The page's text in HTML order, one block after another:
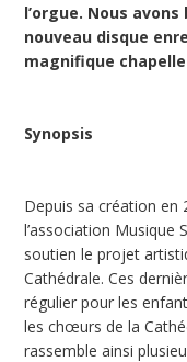
l’orgue. Nous
nouveau disque
magnifique
Synopsis
Depuis sa création en
l’association Musique
soutien le projet
Cathédrale. Ces
régulier pour les
les chœurs de la
rassemble ainsi